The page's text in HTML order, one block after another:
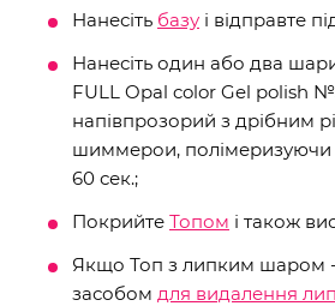
Нанесіть базу і відправте
Нанесіть один або два
FULL Opal color Gel polish
напівпрозорий з дрібним
шиммерои,
60 сек.;
Покрийте Топом і також
Якщо Топ з липким шаром -
засобом для видалення